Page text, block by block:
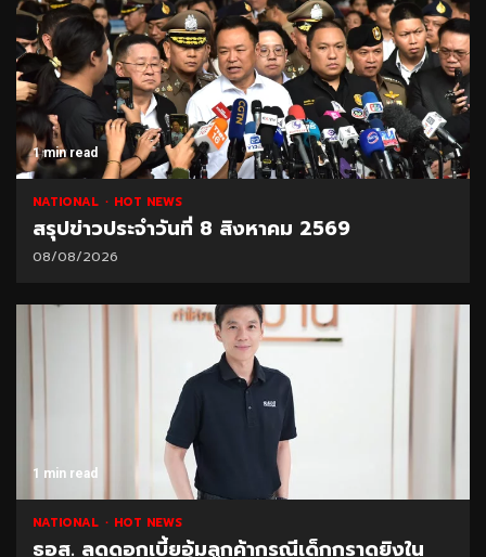
1 min read
NATIONAL HOT NEWS
สรุปข่าวประจำวันที่ 8 สิงหาคม 2569
08/08/2026
1 min read
NATIONAL HOT NEWS
ธอส. ลดดอกเบี้ยอุ้มลูกค้ากรณีเด็กกราดยิงใน